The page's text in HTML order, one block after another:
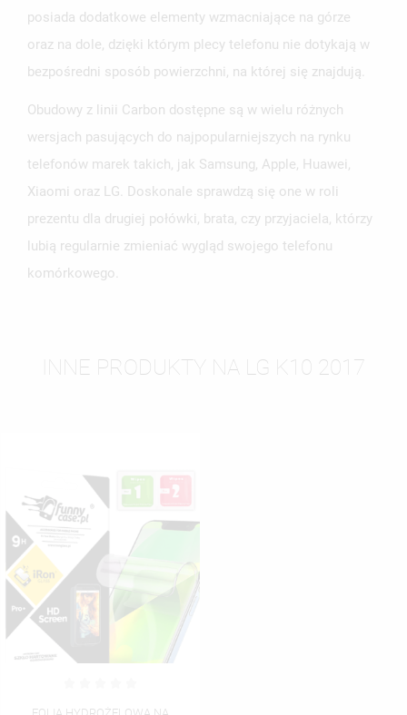
posiada dodatkowe elementy wzmacniające na górze
oraz na dole, dzięki którym plecy telefonu nie dotykają w
bezpośredni sposób powierzchni, na której się znajdują.
Obudowy z linii Carbon dostępne są w wielu różnych
wersjach pasujących do najpopularniejszych na rynku
telefonów marek takich, jak Samsung, Apple, Huawei,
Xiaomi oraz LG. Doskonale sprawdzą się one w roli
prezentu dla drugiej połówki, brata, czy przyjaciela, którzy
lubią regularnie zmieniać wygląd swojego telefonu
komórkowego.
INNE PRODUKTY NA LG K10 2017